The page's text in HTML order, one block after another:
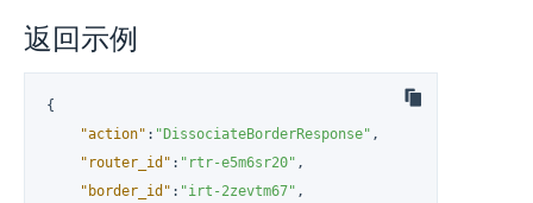
返回示例
{
"action" : "DissociateBorderResponse" ,
"router_id" : "rtr-e5m6sr20" ,
"border_id" : "irt-2zevtm67" ,